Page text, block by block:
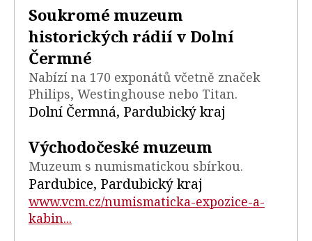
Soukromé muzeum
historických rádií v Dolní
Čermné
Nabízí na 170 exponátů včetně značek
Philips, Westinghouse nebo Titan.
Dolní Čermná, Pardubický kraj
Východočeské muzeum
Muzeum s numismatickou sbírkou.
Pardubice, Pardubický kraj
www.vcm.cz/numismaticka-expozice-a-
kabin...